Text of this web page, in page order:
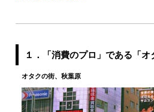
１．「消費のプロ」である「
オタクの街、秋葉原